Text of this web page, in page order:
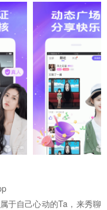
于自己心动的Ta，来秀聊